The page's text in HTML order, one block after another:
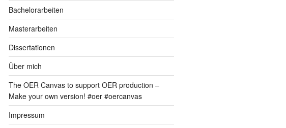
Bachelorarbeiten
Masterarbeiten
Dissertationen
Über mich
The OER Canvas to support OER production –
Make your own version! #oer #oercanvas
Impressum